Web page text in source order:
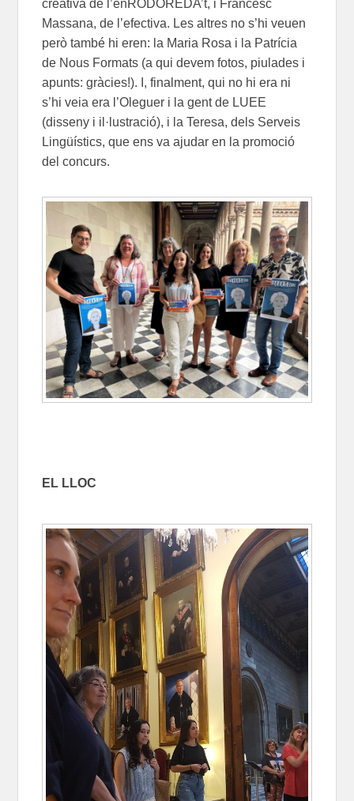
creativa de l’enRODOREDA’t, i Francesc
Massana, de l’efectiva. Les altres no s’hi veuen
però també hi eren: la Maria Rosa i la Patrícia
de Nous Formats (a qui devem fotos, piulades i
apunts: gràcies!). I, finalment, qui no hi era ni
s’hi veia era l’Oleguer i la gent de LUEE
(disseny i il·lustració), i la Teresa, dels Serveis
Lingüístics, que ens va ajudar en la promoció
del concurs.
EL LLOC